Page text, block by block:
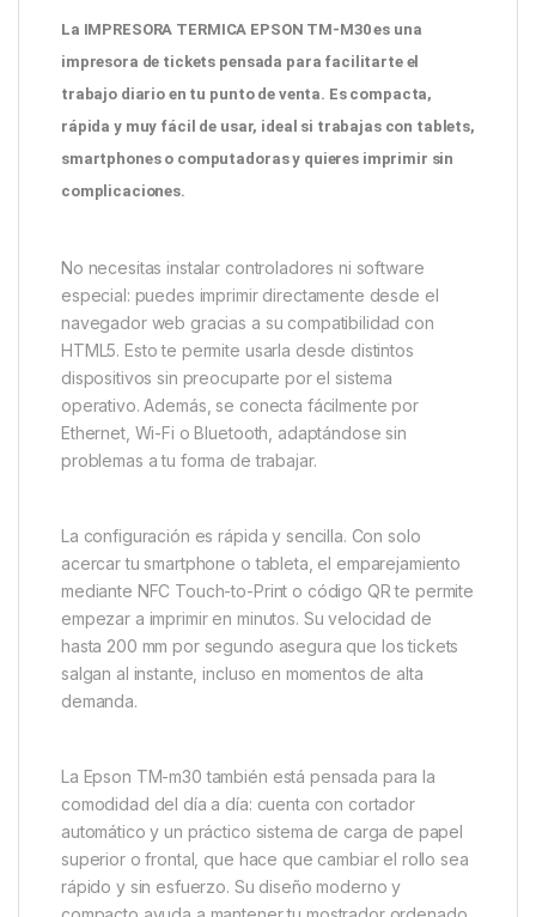
La IMPRESORA TERMICA EPSON TM-M30es una
impresora de tickets pensada para facilitarte el
trabajo diario en tu punto de venta. Es compacta,
rápida y muy fácil de usar, ideal si trabajas con tablets,
smartphones o computadoras y quieres imprimir sin
complicaciones.
No necesitas instalar controladores ni software
especial: puedes imprimir directamente desde el
navegador web gracias a su compatibilidad con
HTML5. Esto te permite usarla desde distintos
dispositivos sin preocuparte por el sistema
operativo. Además, se conecta fácilmente por
Ethernet, Wi-Fi o Bluetooth, adaptándose sin
problemas a tu forma de trabajar.
La configuración es rápida y sencilla. Con solo
acercar tu smartphone o tableta, el emparejamiento
mediante NFC Touch-to-Print o código QR te permite
empezar a imprimir en minutos. Su velocidad de
hasta 200 mm por segundo asegura que los tickets
salgan al instante, incluso en momentos de alta
demanda.
La Epson TM-m30 también está pensada para la
comodidad del día a día: cuenta con cortador
automático y un práctico sistema de carga de papel
superior o frontal, que hace que cambiar el rollo sea
rápido y sin esfuerzo. Su diseño moderno y